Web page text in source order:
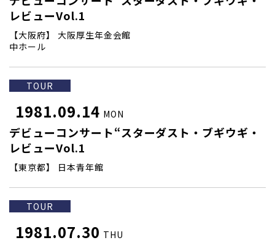
レビューVol.1
【大阪府】 大阪厚生年金会館
中ホール
TOUR
1981.09.14 MON
デビューコンサート“スターダスト・ブギウギ・
レビューVol.1
【東京都】 日本青年館
TOUR
1981.07.30 THU